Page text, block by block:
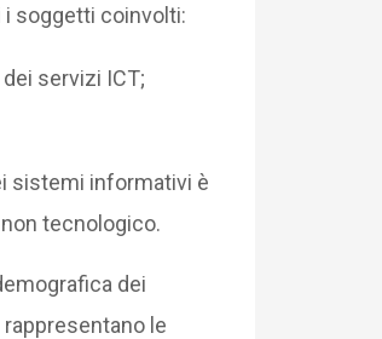
soggetti coinvolti:
servizi ICT;
sistemi informativi è
tecnologico.
dei
le